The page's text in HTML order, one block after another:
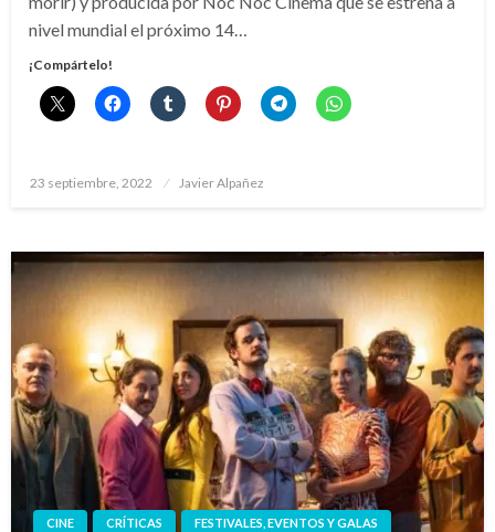
nivel mundial el próximo 14…
¡Compártelo!
Publicado
23 septiembre, 2022 Javier Alpañez
CINE CRÍTICAS
FESTIVALES, EVENTOS Y GALAS